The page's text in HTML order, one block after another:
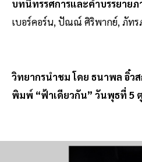
บทนิทรรศการและคำบรรยาย
เบอร์คอร์น, ปัณณ์ ศิริพากย์, ภัทร
วิทยากรนำชม โดย ธนาพล อิ๋ว
พิมพ์ “ฟ้าเดียวกัน” วันพุธที่ 5